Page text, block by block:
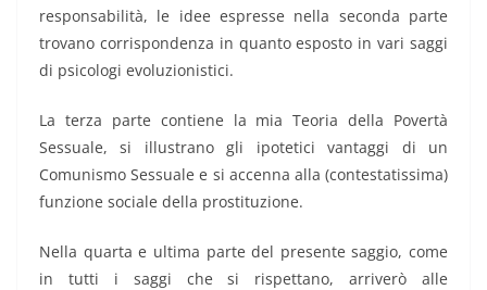
responsabilità, le idee espresse nella seconda parte
trovano corrispondenza in quanto esposto in vari saggi
di psicologi evoluzionistici.
La terza parte contiene la mia Teoria della Povertà
Sessuale, si illustrano gli ipotetici vantaggi di un
Comunismo Sessuale e si accenna alla (contestatissima)
funzione sociale della prostituzione.
Nella quarta e ultima parte del presente saggio, come
in tutti i saggi che si rispettano, arriverò alle